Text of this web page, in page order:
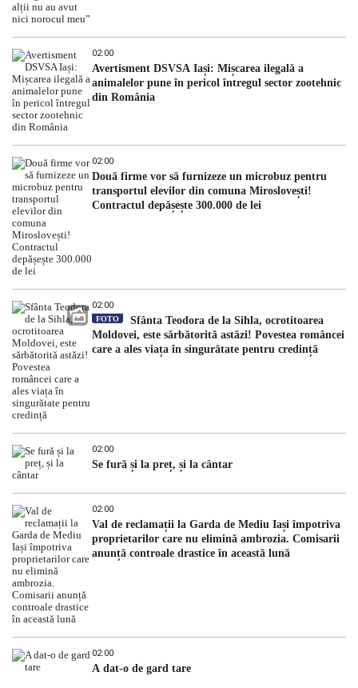
02:00
Avertisment DSVSA Iași: Mișcarea ilegală a
animalelor pune în pericol întregul sector zootehnic
din România
02:00
Două firme vor să furnizeze un microbuz pentru
transportul elevilor din comuna Miroslovești!
Contractul depășește 300.000 de lei
02:00
FOTO
Sfânta Teodora de la Sihla, ocrotitoarea
Moldovei, este sărbătorită astăzi! Povestea româncei
care a ales viața în singurătate pentru credință
02:00
Se fură și la preț, și la cântar
02:00
Val de reclamații la Garda de Mediu Iași împotriva
proprietarilor care nu elimină ambrozia. Comisarii
anunță controale drastice în această lună
02:00
A dat-o de gard tare